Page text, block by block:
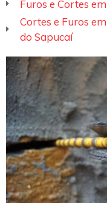
Furos e Cortes
Cortes e Furos
do Sapucaí